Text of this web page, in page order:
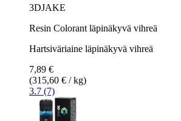
3DJAKE
Resin Colorant läpinäkyvä vihreä
Hartsiväriaine läpinäkyvä vihreä
7,89 €
(315,60 € / kg)
3.7 (7)